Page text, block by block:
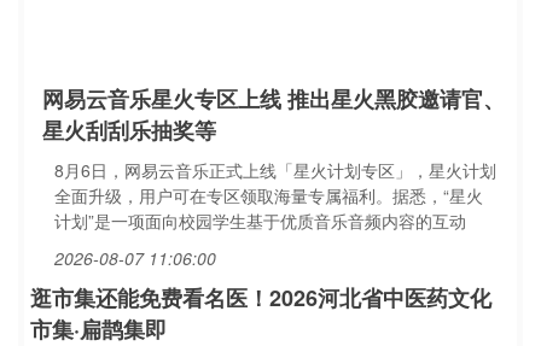
网易云音乐星火专区上线 推出星火黑胶邀请官、
星火刮刮乐抽奖等
8月6日，网易云音乐正式上线「星火计划专区」，星火计划
全面升级，用户可在专区领取海量专属福利。据悉，“星火
计划”是一项面向校园学生基于优质音乐音频内容的互动
2026-08-07 11:06:00
逛市集还能免费看名医！2026河北省中医药文化
市集·扁鹊集即